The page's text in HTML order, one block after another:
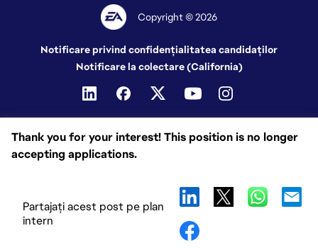
Thank you for your interest! This position is no longer
accepting applications.
Partajați acest post pe plan
intern
Copyright © 2026
Notificare privind confidențialitatea candidaților
Notificare la colectare (California)